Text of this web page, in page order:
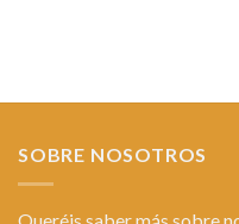
SOBRE NOSOTROS
Queréis saber más sobre